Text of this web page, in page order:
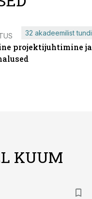
projektijuhtimine ja
32 akadeemilist tundi
KUUM